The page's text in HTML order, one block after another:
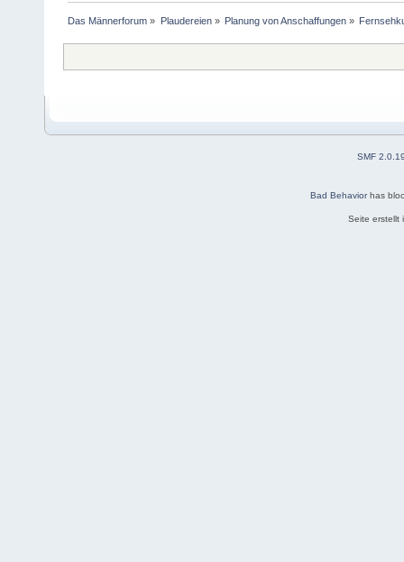
Das Männerforum » Plaudereien» Planung von Anschaffungen»
SMF
Bad Behaviorhas
Seite erstellt